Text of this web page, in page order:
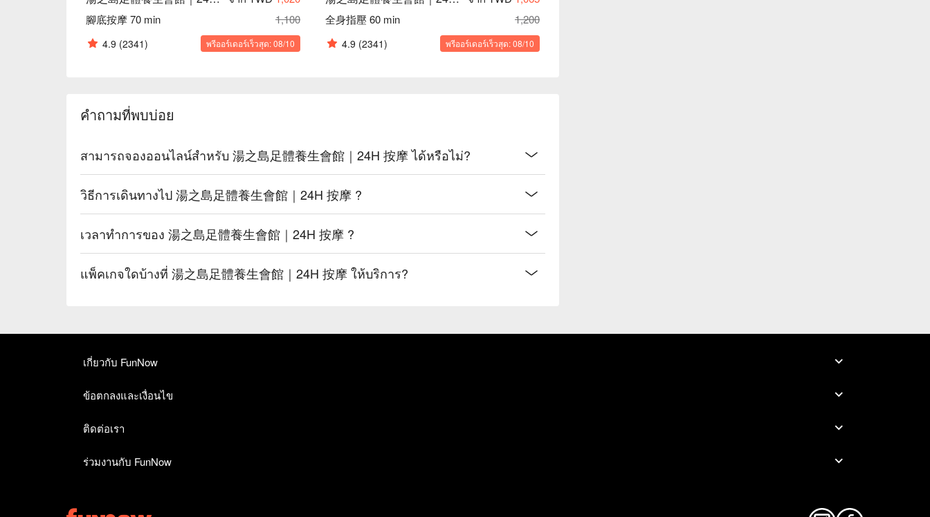
腳底按摩 70 min
1,100
4.9 (2341) พรีออร์เดอร์เร็วสุด: 08/10
全身指壓 60 min
1,200
4.9 (2341) พรีออร์เดอร์เร็วสุด: 08/10
คำถามที่พบบ่อย
สามารถจองออนไลน์สำหรับ 湯之島足體養生會館｜24H 按摩 ได้หรือไม่?
วิธีการเดินทางไป 湯之島足體養生會館｜24H 按摩 ?
เวลาทำการของ 湯之島足體養生會館｜24H 按摩 ?
แพ็คเกจใดบ้างที่ 湯之島足體養生會館｜24H 按摩 ให้บริการ?
เกี่ยวกับ FunNow
ข้อตกลงและเงื่อนไข
ติดต่อเรา
ร่วมงานกับ FunNow